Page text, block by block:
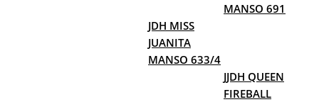
MANSO 691
JDH MISS
JUANITA
MANSO 633/4
JJDH QUEEN
FIREBALL